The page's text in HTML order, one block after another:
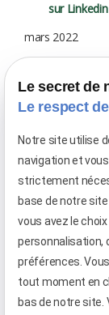
sur
mars 2022
conduire à
Etre saoul
décembre 2021
ce
Le secret de
Le respect
Notre site utilise
navigation et
strictement
base de notre
vous avez le
personnalisation,
préférences.
tout moment en
bas de notre site.